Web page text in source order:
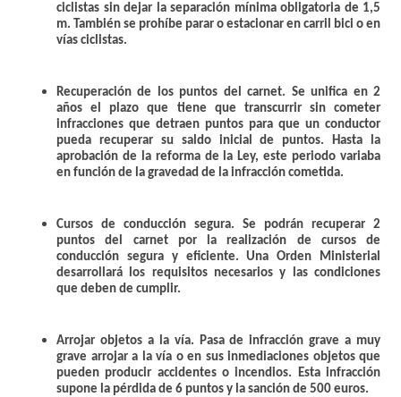
ciclistas sin dejar la separación mínima obligatoria de 1,5
m. También se prohíbe parar o estacionar en carril bici o en
vías ciclistas.
Recuperación de los puntos del carnet. Se unifica en 2
años el plazo que tiene que transcurrir sin cometer
infracciones que detraen puntos para que un conductor
pueda recuperar su saldo inicial de puntos. Hasta la
aprobación de la reforma de la Ley, este periodo variaba
en función de la gravedad de la infracción cometida.
Cursos de conducción segura. Se podrán recuperar 2
puntos del carnet por la realización de cursos de
conducción segura y eficiente. Una Orden Ministerial
desarrollará los requisitos necesarios y las condiciones
que deben de cumplir.
Arrojar objetos a la vía. Pasa de infracción grave a muy
grave arrojar a la vía o en sus inmediaciones objetos que
pueden producir accidentes o incendios. Esta infracción
supone la pérdida de 6 puntos y la sanción de 500 euros.